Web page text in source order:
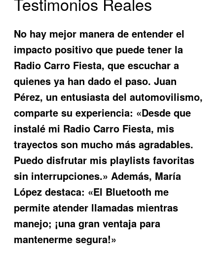
No hay mejor manera de entender el
impacto positivo que puede tener la
Radio Carro Fiesta, que escuchar a
quienes ya han dado el paso. Juan
Pérez, un entusiasta del automovilismo,
comparte su experiencia: «Desde que
instalé mi Radio Carro Fiesta, mis
trayectos son mucho más agradables.
Puedo disfrutar mis playlists favoritas
sin interrupciones.» Además, María
López destaca: «El Bluetooth me
permite atender llamadas mientras
manejo; ¡una gran ventaja para
mantenerme segura!»